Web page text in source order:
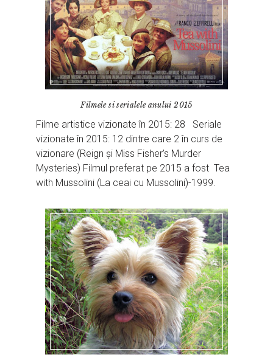
Filmele si serialele anului 2015
Filme artistice vizionate în 2015: 28 Seriale
vizionate în 2015: 12 dintre care 2 în curs de
vizionare (Reign și Miss Fisher’s Murder
Mysteries) Filmul preferat pe 2015 a fost Tea
with Mussolini (La ceai cu Mussolini)-1999.